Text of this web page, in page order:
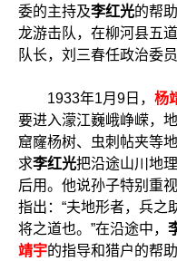
委的主持及李红光的帮
龙游击队，在柳河县五
队长，刘三春任政治委员
1933年1月9日， 杨
要进入濛江巍峨峥嵘，
窟窿杨树、虫刺帖夹等
求李红光把沿途山川地
后用。他说孙子特别重
指出：“夫地形者，兵之
将之道也。”在沿途中，
靖宇的指导和猎户的帮